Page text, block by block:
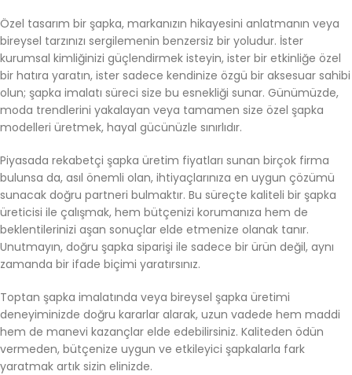
Özel tasarım bir şapka, markanızın hikayesini anlatmanın veya
bireysel tarzınızı sergilemenin benzersiz bir yoludur. İster
kurumsal kimliğinizi güçlendirmek isteyin, ister bir etkinliğe özel
bir hatıra yaratın, ister sadece kendinize özgü bir aksesuar sahibi
olun; şapka imalatı süreci size bu esnekliği sunar. Günümüzde,
moda trendlerini yakalayan veya tamamen size özel şapka
modelleri üretmek, hayal gücünüzle sınırlıdır.
Piyasada rekabetçi şapka üretim fiyatları sunan birçok firma
bulunsa da, asıl önemli olan, ihtiyaçlarınıza en uygun çözümü
sunacak doğru partneri bulmaktır. Bu süreçte kaliteli bir şapka
üreticisi ile çalışmak, hem bütçenizi korumanıza hem de
beklentilerinizi aşan sonuçlar elde etmenize olanak tanır.
Unutmayın, doğru şapka siparişi ile sadece bir ürün değil, aynı
zamanda bir ifade biçimi yaratırsınız.
Toptan şapka imalatında veya bireysel şapka üretimi
deneyiminizde doğru kararlar alarak, uzun vadede hem maddi
hem de manevi kazançlar elde edebilirsiniz. Kaliteden ödün
vermeden, bütçenize uygun ve etkileyici şapkalarla fark
yaratmak artık sizin elinizde.